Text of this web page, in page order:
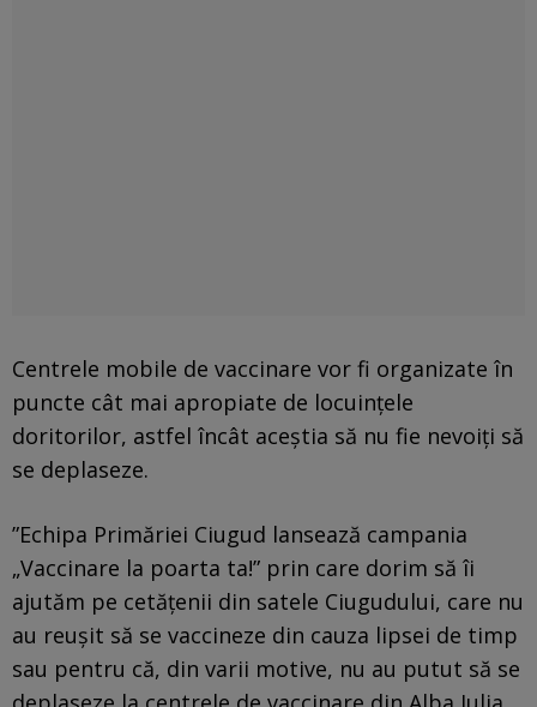
Centrele mobile de vaccinare vor fi organizate în
puncte cât mai apropiate de locuinţele
doritorilor, astfel încât aceştia să nu fie nevoiţi să
se deplaseze.
”Echipa Primăriei Ciugud lansează campania
„Vaccinare la poarta ta!” prin care dorim să îi
ajutăm pe cetăţenii din satele Ciugudului, care nu
au reuşit să se vaccineze din cauza lipsei de timp
sau pentru că, din varii motive, nu au putut să se